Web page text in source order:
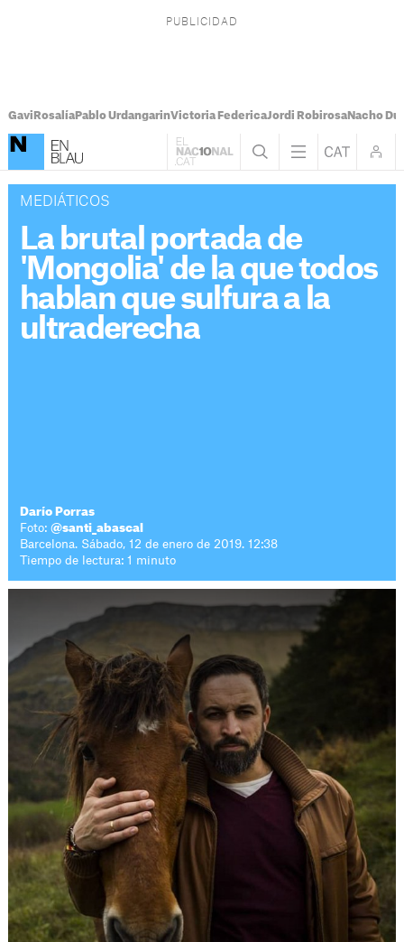
Gavi RosalíaPablo UrdangarinVictoria FedericaJordi RobirosaNacho
MEDIÁTICOS
La brutal portada de
'Mongolia' de la que todos
hablan que sulfura a la
ultraderecha
Darío Porras
Foto:@santi_abascal
Barcelona. Sábado, 12 de enero de 2019. 12:38
Tiempo de lectura: 1 minuto